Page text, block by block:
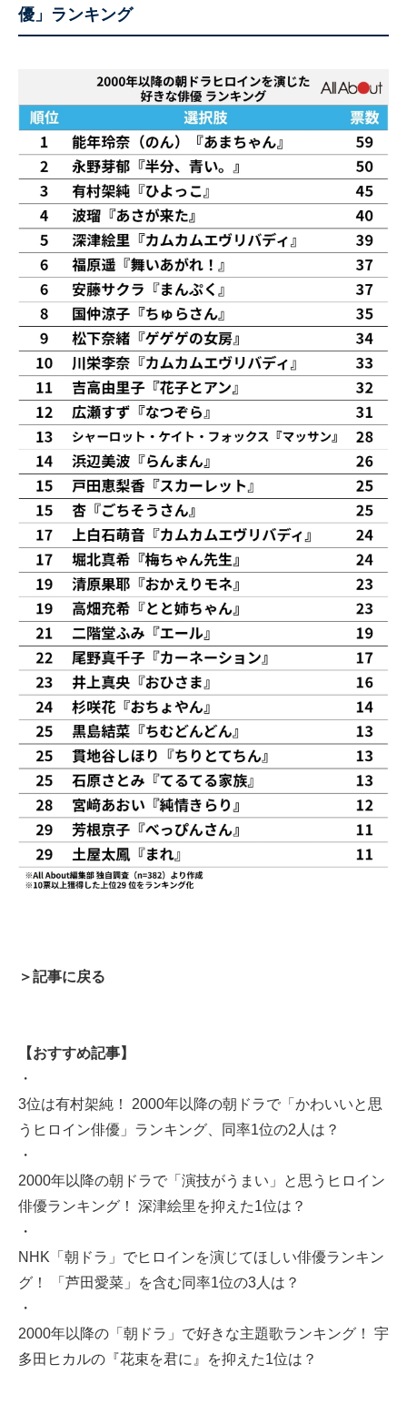
優」ランキング
＞記事に戻る
【おすすめ記事】
・
3位は有村架純！ 2000年以降の朝ドラで「かわいいと思
うヒロイン俳優」ランキング、同率1位の2人は？
・
2000年以降の朝ドラで「演技がうまい」と思うヒロイン
俳優ランキング！ 深津絵里を抑えた1位は？
・
NHK「朝ドラ」でヒロインを演じてほしい俳優ランキン
グ！ 「芦田愛菜」を含む同率1位の3人は？
・
2000年以降の「朝ドラ」で好きな主題歌ランキング！ 宇
多田ヒカルの『花束を君に』を抑えた1位は？